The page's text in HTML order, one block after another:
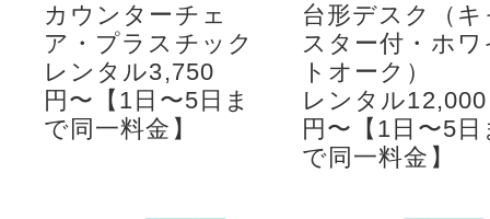
カウンターチェ
ア・プラスチック
レンタル3,750
円〜【1日〜5日ま
で同一料金】
台形デスク（キ
スター付・ホワ
トオーク）
レンタル12,000
円〜【1日〜5日
で同一料金】